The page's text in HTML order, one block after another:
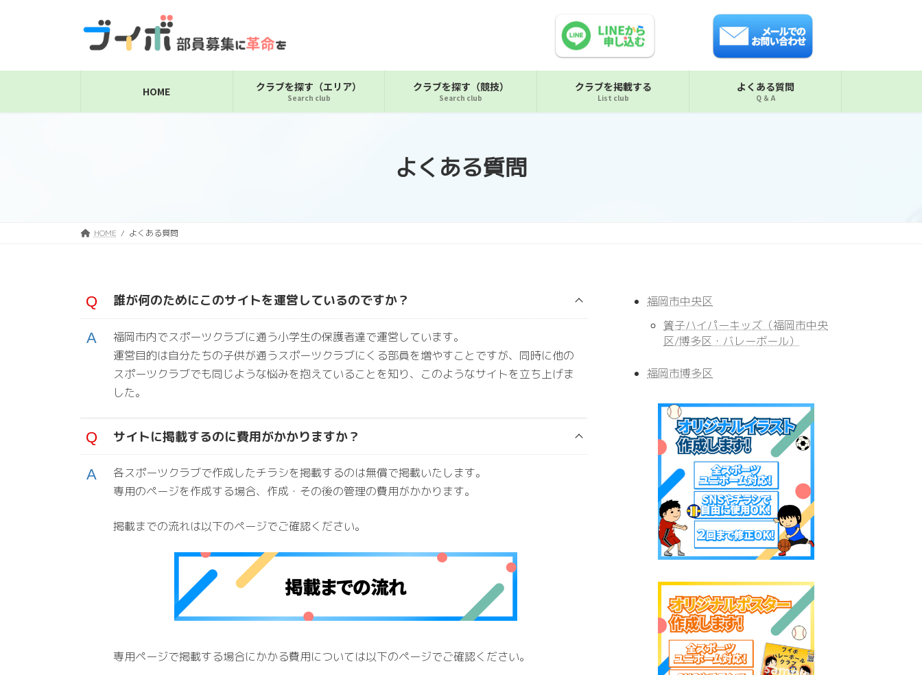
ツ
キ
シ
に
HOME クラブを探す（エリア）
Search club
クラブを探す（競技）
Search club
クラブを掲載する
List club
よくある質問
Q ＆ A
よくある質問
HOME よくある質問
誰が何のためにこのサイトを運営しているのですか？
福岡市内でスポーツクラブに通う小学生の保護者達で運営しています。
運営目的は自分たちの子供が通うスポーツクラブにくる部員を増やすことですが、同時に他の
スポーツクラブでも同じような悩みを抱えていることを知り、このようなサイトを立ち上げま
した。
サイトに掲載するのに費用がかかりますか？
各スポーツクラブで作成したチラシを掲載するのは無償で掲載いたします。
専用のページを作成する場合、作成・その後の管理の費用がかかります。
掲載までの流れは以下のページでご確認ください。
専用ページで掲載する場合にかかる費用については以下のページでご確認ください。
福岡市中央区
簀子ハイパーキッズ（福岡市中央
区/博多区・バレーボール）
福岡市博多区